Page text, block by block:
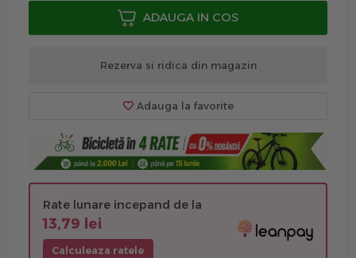
ADAUGA IN COS
Rezerva si ridica din magazin
Adauga la favorite
Rate lunare incepand de la
13,79 lei
Calculeaza ratele